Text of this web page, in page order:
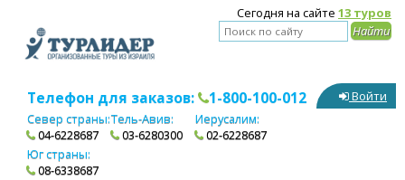
Сегодня на сайте 13 туров
Телефон для заказов: 1-800-100-012
Север страны:
04-6228687
Тель-Авив:
03-6280300
Иерусалим:
02-6228687
Юг страны:
08-6338687
Войти